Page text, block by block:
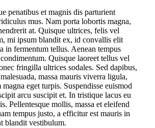
penatibus et magnis dis parturient
mus. Nam porta lobortis magna,
at. Quisque ultrices, felis vel
mi ipsum blandit ex, id convallis elit
in fermentum tellus. Aenean tempus
Quisque laoreet tellus vel
fringilla ultrices sodales. Sed dapibus,
massa mauris viverra ligula,
magna eget turpis. Suspendisse euismod
arcu suscipit et. In tristique lacus eu
Pellentesque mollis, massa et eleifend
tempus justo, a efficitur est mauris in
blandit vestibulum.